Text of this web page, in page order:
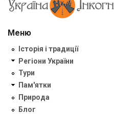
Меню
Історія і традиції
Регіони України
Тури
Пам'ятки
Природа
Блог